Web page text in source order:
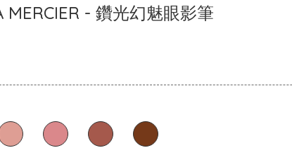
MERCIER - 鑽光幻魅眼影筆